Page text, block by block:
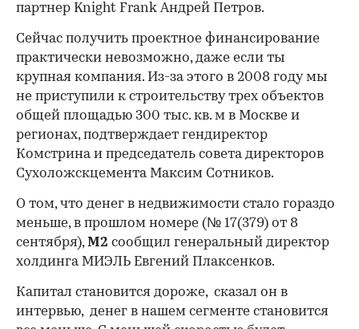
партнер Knight Frank Андрей Петров.
Сейчас получить проектное финансирование
практически невозможно, даже если ты
крупная компания. Из-за этого в 2008 году мы
не приступили к строительству трех объектов
общей площадью 300 тыс. кв. м в Москве и
регионах, подтверждает гендиректор
Комстрина и председатель совета директоров
Сухоложскцемента Максим Сотников.
О том, что денег в недвижимости стало гораздо
меньше, в прошлом номере (№ 17(379) от 8
сентября),М2 сообщил генеральный директор
холдинга МИЭЛЬ Евгений Плаксенков.
Капитал становится дороже, сказал он в
интервью, денег в нашем сегменте становится